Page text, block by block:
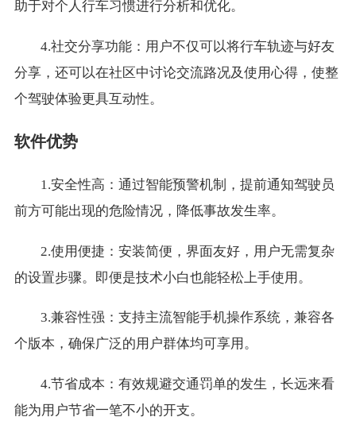
助于对个人行车习惯进行分析和优化。
4.社交分享功能：用户不仅可以将行车轨迹与好友
分享，还可以在社区中讨论交流路况及使用心得，使整
个驾驶体验更具互动性。
软件优势
1.安全性高：通过智能预警机制，提前通知驾驶员
前方可能出现的危险情况，降低事故发生率。
2.使用便捷：安装简便，界面友好，用户无需复杂
的设置步骤。即便是技术小白也能轻松上手使用。
3.兼容性强：支持主流智能手机操作系统，兼容各
个版本，确保广泛的用户群体均可享用。
4.节省成本：有效规避交通罚单的发生，长远来看
能为用户节省一笔不小的开支。